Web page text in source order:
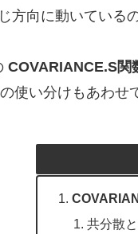
方向に動いている
COVARIANCE.S関
使い分けもあわせ
共分散